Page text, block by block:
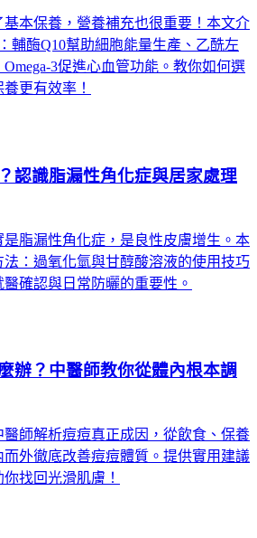
本保養，營養補充也很重要！本文介
輔酶Q10幫助細胞能量生產、乙酰左
3促進心血管功能。教你如何選
更有效率！
認識脂漏性角化症與居家處理
脂漏性角化症，是良性皮膚增生。本
：過氧化氫與甘醇酸溶液的使用技巧
確認與日常防曬的重要性。
辦？中醫師教你從體內根本調
師解析痘痘真正成因，從飲食、保養
外徹底改善痘痘體質。提供實用建議
找回光滑肌膚！